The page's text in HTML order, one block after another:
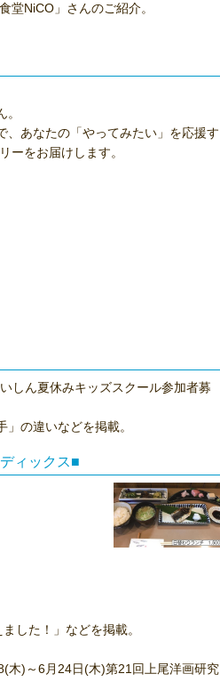
堂NiCO」さんのご紹介。
、あなたの「やってみたい」を応援す
ーをお届けします。
しん夏休みキッズスクール参加者募
の違いなどを掲載。
ィックス■
した！」などを掲載。
木)～6月24日(木)第21回上尾洋画研究